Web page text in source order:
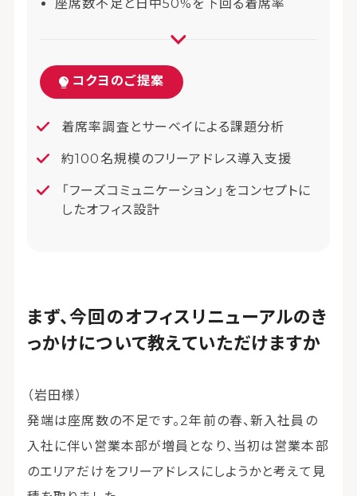
座席数不足と日中50%を下回る着席率
コクヨのご提案
着席率調査とサーベイによる課題分析
約100名規模のフリーアドレス導入支援
「フーズコミュニケーション」をコンセプトに
したオフィス設計
まず、今回のオフィスリニューアルのき
っかけについて教えていただけますか
（岩田様）
発端は座席数の不足です。2年前の春、新入社員の
入社に伴い営業本部が増員となり、当初は営業本部
のエリアだけをフリーアドレスにしようかと考えて見